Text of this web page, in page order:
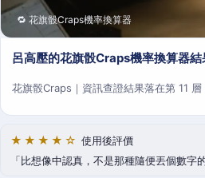
🔁 花旗骰Craps機率換算器
呂高壓的花旗骰Craps機率換算器結
花旗骰Craps｜資訊查證結果落在第 11
★★★★☆ 使用後評價
比想像中認真，不是那種隨便丟個數字的